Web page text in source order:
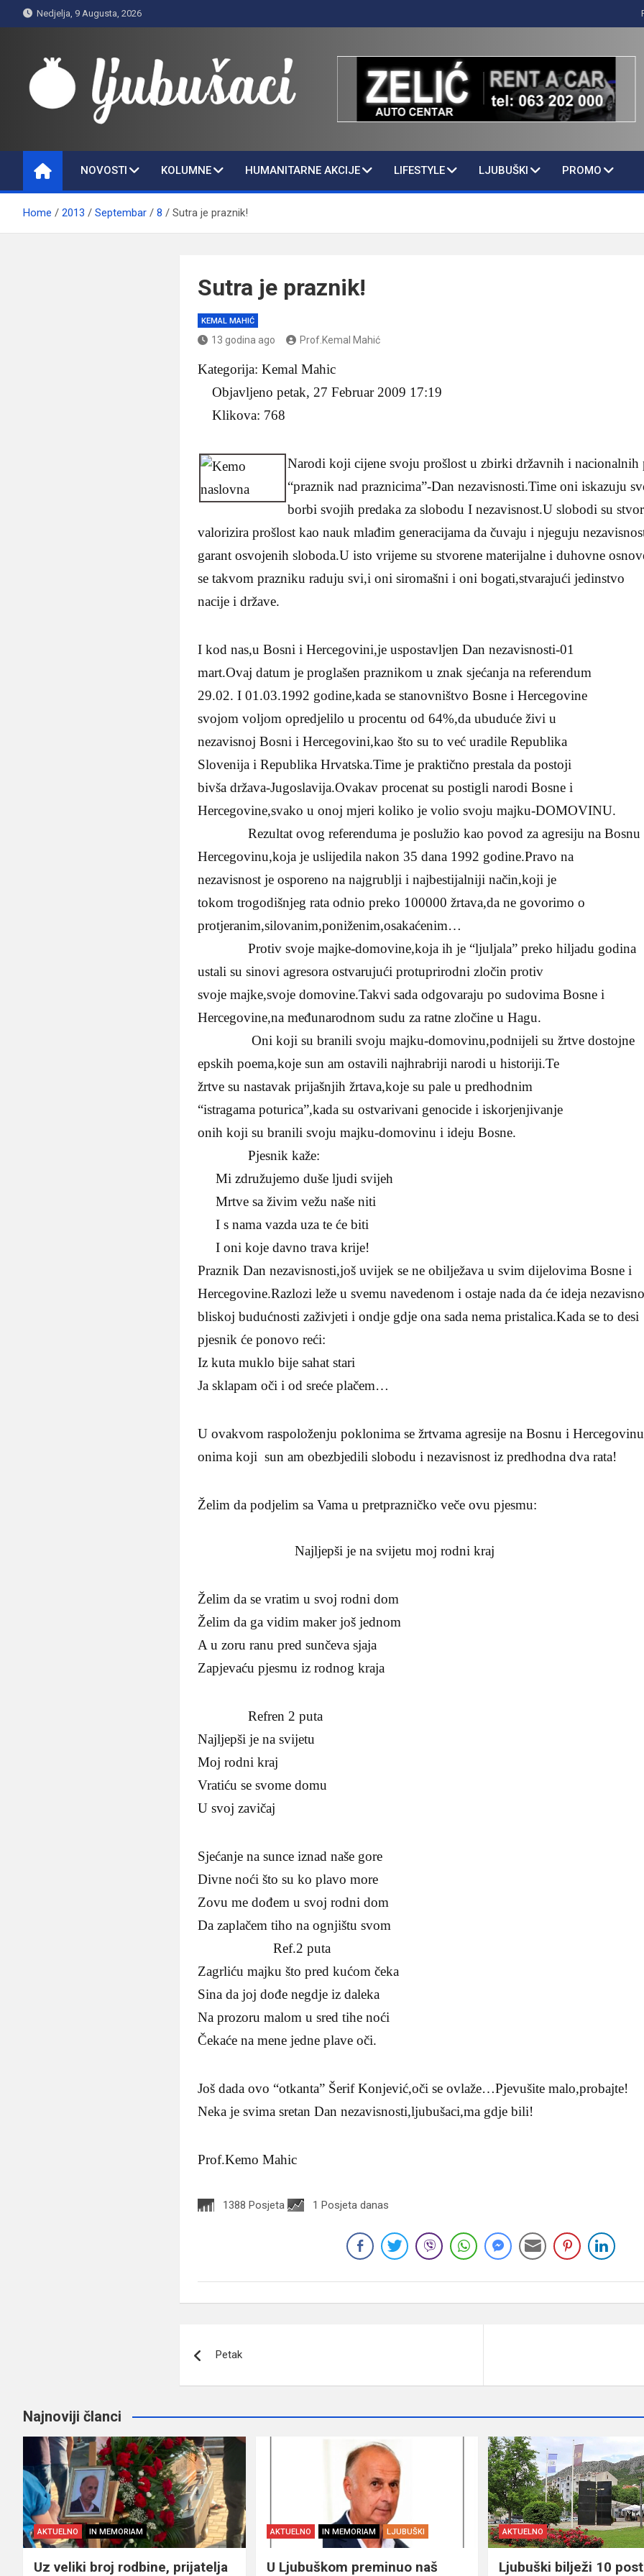
to
Nedjelja, 9 Augusta, 2026
Ljubušaci
NOVOSTI KOLUMNE HUMANITARNE AKCIJE LIFESTYLE LJUBUŠKI PROMO
Home 2013 Septembar 8 Sutra je praznik!
Sutra je praznik!
KEMAL MAHIĆ
13 godina ago Prof.Kemal Mahić
Kategorija: Kemal Mahic
Objavljeno petak, 27 Februar 2009 17:19
Klikova: 768
Narodi koji cijene svoju prošlost u zbirki državnih i nacionalnih
“praznik nad praznicima”-Dan nezavisnosti.Time oni iskazuju
borbi svojih predaka za slobodu I nezavisnost.U slobodi su
valorizira prošlost kao nauk mlađim generacijama da čuvaju i njeguju
garant osvojenih sloboda.U isto vrijeme su stvorene materijalne i duhovne
se takvom prazniku raduju svi,i oni siromašni i oni bogati,stvarajući jedinstvo
nacije i države.
I kod nas,u Bosni i Hercegovini,je uspostavljen Dan nezavisnosti-01
mart.Ovaj datum je proglašen praznikom u znak sjećanja na referendum
29.02. I 01.03.1992 godine,kada se stanovništvo Bosne i Hercegovine
svojom voljom opredjelilo u procentu od 64%,da ubuduće živi u
nezavisnoj Bosni i Hercegovini,kao što su to već uradile Republika
Slovenija i Republika Hrvatska.Time je praktično prestala da postoji
bivša država-Jugoslavija.Ovakav procenat su postigli narodi Bosne i
Hercegovine,svako u onoj mjeri koliko je volio svoju majku-DOMOVINU.
Rezultat ovog referenduma je poslužio kao povod za agresiju na Bosnu
Hercegovinu,koja je uslijedila nakon 35 dana 1992 godine.Pravo na
nezavisnost je osporeno na najgrublji i najbestijalniji način,koji je
tokom trogodišnjeg rata odnio preko 100000 žrtava,da ne govorimo o
protjeranim,silovanim,poniženim,osakaćenim…
Protiv svoje majke-domovine,koja ih je “ljuljala” preko hiljadu godina
ustali su sinovi agresora ostvarujući protuprirodni zločin protiv
svoje majke,svoje domovine.Takvi sada odgovaraju po sudovima Bosne i
Hercegovine,na međunarodnom sudu za ratne zločine u Hagu.
Oni koji su branili svoju majku-domovinu,podnijeli su žrtve dostojne
epskih poema,koje sun am ostavili najhrabriji narodi u historiji.Te
žrtve su nastavak prijašnjih žrtava,koje su pale u predhodnim
“istragama poturica”,kada su ostvarivani genocide i iskorjenjivanje
onih koji su branili svoju majku-domovinu i ideju Bosne.
Pjesnik kaže:
Mi združujemo duše ljudi svijeh
Mrtve sa živim vežu naše niti
I s nama vazda uza te će biti
I oni koje davno trava krije!
Praznik Dan nezavisnosti,još uvijek se ne obilježava u svim dijelovima Bosne i
Hercegovine.Razlozi leže u svemu navedenom i ostaje nada da će ideja
bliskoj budućnosti zaživjeti i ondje gdje ona sada nema pristalica.Kada se to desi
pjesnik će ponovo reći:
Iz kuta muklo bije sahat stari
Ja sklapam oči i od sreće plačem…
U ovakvom raspoloženju poklonima se žrtvama agresije na Bosnu i
onima koji sun am obezbjedili slobodu i nezavisnost iz predhodna dva rata!
Želim da podjelim sa Vama u pretprazničko veče ovu pjesmu:
Najljepši je na svijetu moj rodni kraj
Želim da se vratim u svoj rodni dom
Želim da ga vidim maker još jednom
A u zoru ranu pred sunčeva sjaja
Zapjevaću pjesmu iz rodnog kraja
Refren 2 puta
Najljepši je na svijetu
Moj rodni kraj
Vratiću se svome domu
U svoj zavičaj
Sjećanje na sunce iznad naše gore
Divne noći što su ko plavo more
Zovu me dođem u svoj rodni dom
Da zaplačem tiho na ognjištu svom
Ref.2 puta
Zagrliću majku što pred kućom čeka
Sina da joj dođe negdje iz daleka
Na prozoru malom u sred tihe noći
Čekaće na mene jedne plave oči.
Još dada ovo “otkanta” Šerif Konjević,oči se ovlaže…Pjevušite malo,probajte!
Neka je svima sretan Dan nezavisnosti,ljubušaci,ma gdje bili!
Prof.Kemo Mahic
1388 Posjeta 1 Posjeta danas
članaka
Petak
Najnoviji članci
AKTUELNO IN MEMORIAM
Uz veliki broj rodbine, prijatelja
AKTUELNO IN MEMORIAM LJUBUŠKI
U Ljubuškom preminuo naš
AKTUELNO
Ljubuški bilježi 10